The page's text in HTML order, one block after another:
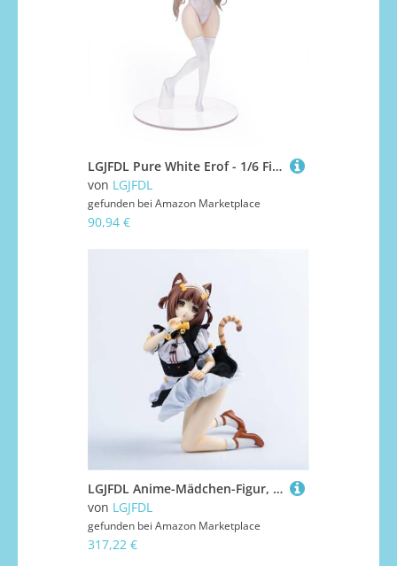
LGJFDL Pure White Erof - 1/6 Figur Anime Figuren Niedliche Puppe Dekor Modell Cartoon Toys Figuren Anime Girl Collection
von LGJFDL
gefunden bei Amazon Marketplace
90,94 €
LGJFDL Anime-Mädchen-Figur, 1/4-Modell, Spielzeug-Kollektion, Puppe, Erwachsenenstatue, Ornament (braun)
von LGJFDL
gefunden bei Amazon Marketplace
317,22 €